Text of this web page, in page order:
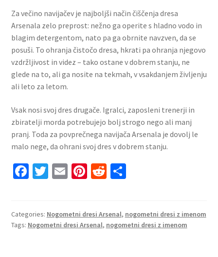
Za večino navijačev je najboljši način čiščenja dresa
Arsenala zelo preprost: nežno ga operite s hladno vodo in
blagim detergentom, nato pa ga obrnite navzven, da se
posuši. To ohranja čistočo dresa, hkrati pa ohranja njegovo
vzdržljivost in videz – tako ostane v dobrem stanju, ne
glede na to, ali ga nosite na tekmah, v vsakdanjem življenju
ali leto za letom.
Vsak nosi svoj dres drugače. Igralci, zaposleni trenerji in
zbiratelji morda potrebujejo bolj strogo nego ali manj
pranj. Toda za povprečnega navijača Arsenala je dovolj le
malo nege, da ohrani svoj dres v dobrem stanju.
Fa
o
o
T
er
E
l
Pi
es
t
R
di
t
S
e
Categories: Nogometni dresi Arsenal, nogometni dresi z imenom
Tags: Nogometni dresi Arsenal, nogometni dresi z imenom